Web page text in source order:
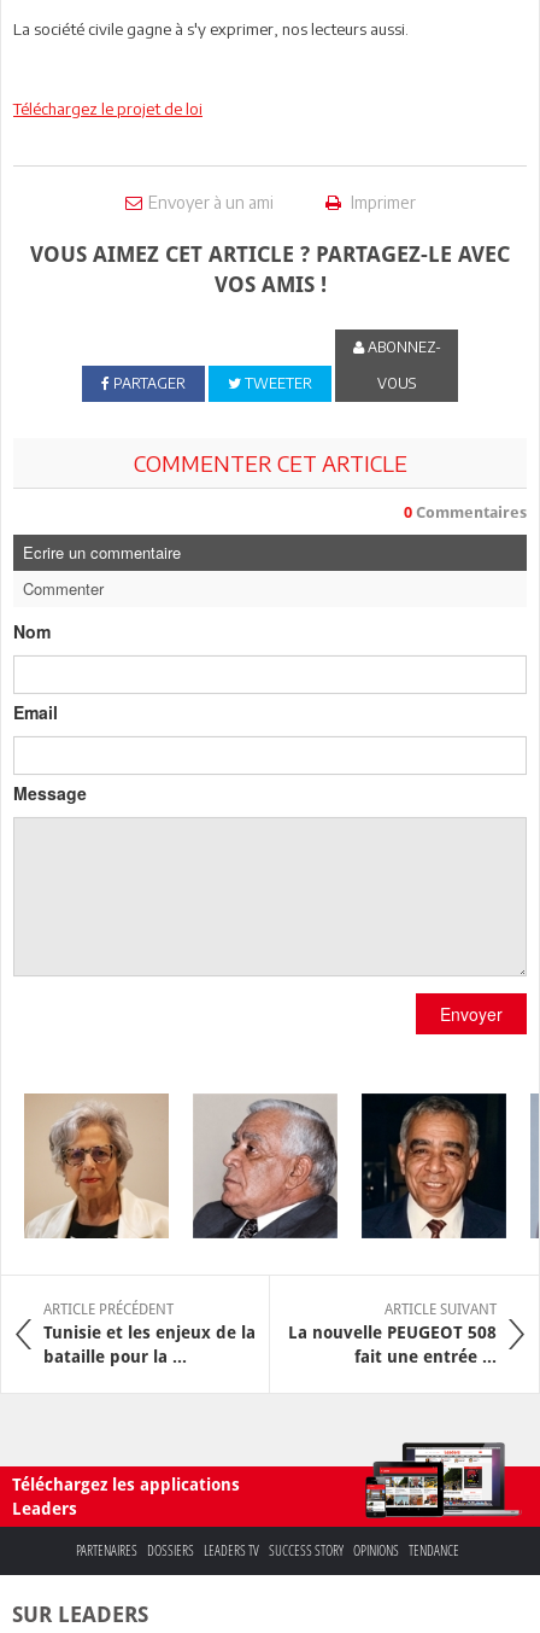
La société civile gagne à s'y exprimer, nos lecteurs aussi.
Téléchargez le projet de loi
Envoyer à un ami Imprimer
VOUS AIMEZ CET ARTICLE ? PARTAGEZ-LE AVEC
VOS AMIS !
PARTAGER TWEETER
ABONNEZ-
VOUS
COMMENTER CET ARTICLE
0 Commentaires
Ecrire un commentaire
Commenter
Nom
Email
Message
Envoyer
ARTICLE PRÉCÉDENT
Tunisie et les enjeux de la
bataille pour la ...
ARTICLE SUIVANT
La nouvelle PEUGEOT 508
fait une entrée ...
Téléchargez les applications
Leaders
PARTENAIRES DOSSIERS LEADERS TV SUCCESS STORY OPINIONS TENDANCE
SUR LEADERS